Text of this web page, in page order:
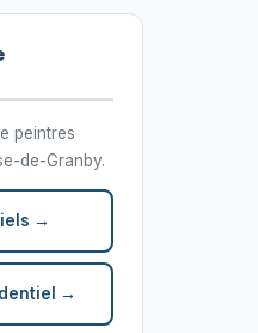
peintres
de-Granby.
→
→